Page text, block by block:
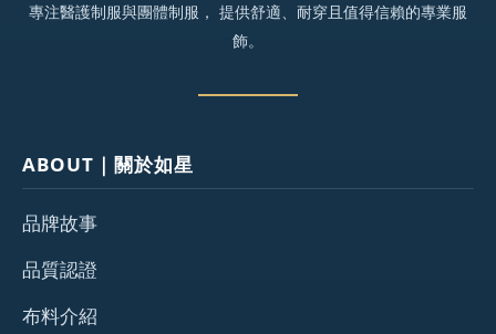
專注醫護制服與團體制服， 提供舒適、耐穿且值得信賴的專業服
飾。
ABOUT｜關於如星
品牌故事
品質認證
布料介紹